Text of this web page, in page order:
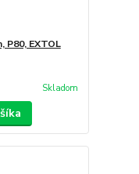
P80, EXTOL
Skladom